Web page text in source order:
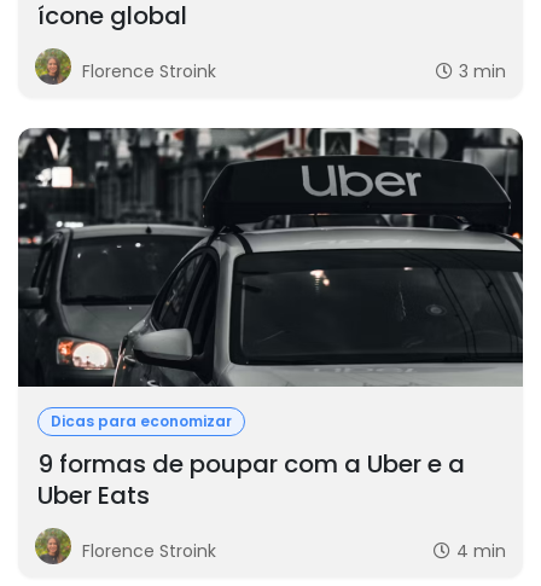
ícone global
Florence Stroink 3 min
Dicas para economizar
9 formas de poupar com a Uber e a
Uber Eats
Florence Stroink 4 min